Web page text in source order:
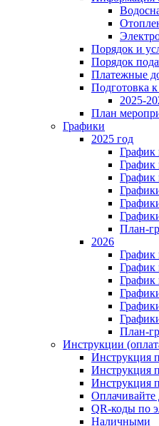
Порядок и
Порядок
Платежные
Подготовка
2025-
План
Графики
2025 год
График
График
График
План-
2026
График
График
График
План-
Инструкции
Инструкция
Инструкция
Инструкция
QR-коды по
Наличными